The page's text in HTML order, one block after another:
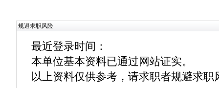
规避求职风险
最近登录时间：
本单位基本资料已通过网站证实。
以上资料仅供参考，请求职者规避求职